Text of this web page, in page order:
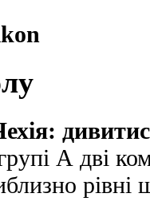
А дві
рівні